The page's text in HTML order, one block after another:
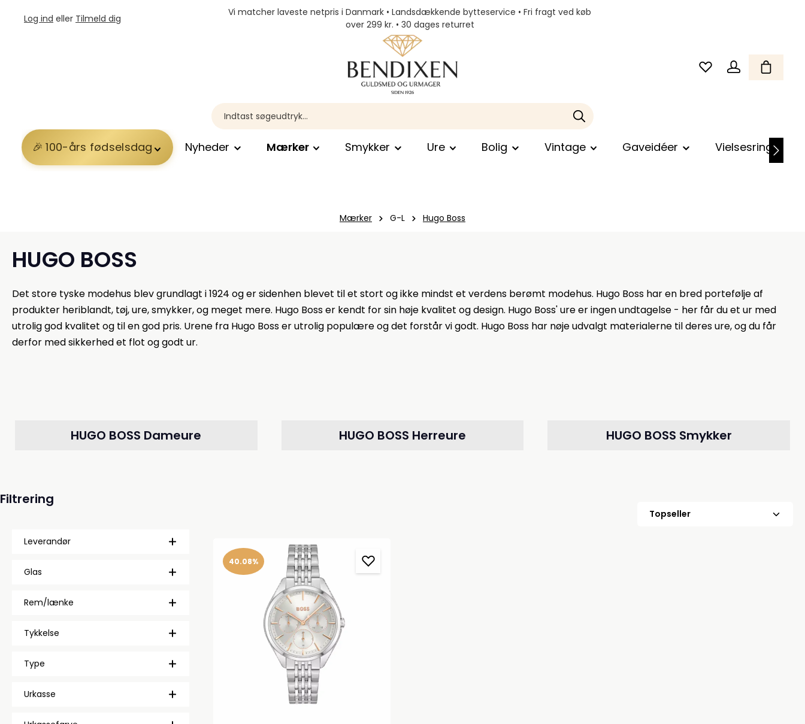
Log ind eller Tilmeld dig
Vi matcher laveste netpris i Danmark • Landsdækkende bytteservice • Fri fragt ved køb
over 299 kr. • 30 dages returret
100-års fødselsdag Nyheder Mærker Smykker Ure Bolig Vintage Gaveidéer Vielsesringe
Mærker G-L Hugo Boss
HUGO BOSS
Det store tyske modehus blev grundlagt i 1924 og er sidenhen blevet til et stort og ikke mindst et verdens berømt modehus. Hugo Boss har en bred portefølje af
produkter heriblandt, tøj, ure, smykker, og meget mere. Hugo Boss er kendt for sin høje kvalitet og design. Hugo Boss' ure er ingen undtagelse - her får du et ur med
utrolig god kvalitet og til en god pris. Urene fra Hugo Boss er utrolig populære og det forstår vi godt. Hugo Boss har nøje udvalgt materialerne til deres ure, og du får
derfor med sikkerhed et flot og godt ur.
HUGO BOSS Dameure HUGO BOSS Herreure HUGO BOSS Smykker
Filtrering
Leverandør
Glas
Rem/lænke
Tykkelse
Type
Urkasse
40.08%